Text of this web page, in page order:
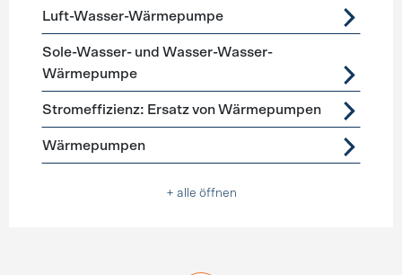
Luft-Wasser-Wärmepumpe
Sole-Wasser- und Wasser-Wasser-
Wärmepumpe
Stromeffizienz: Ersatz von Wärmepumpen
Wärmepumpen
+ alle öffnen